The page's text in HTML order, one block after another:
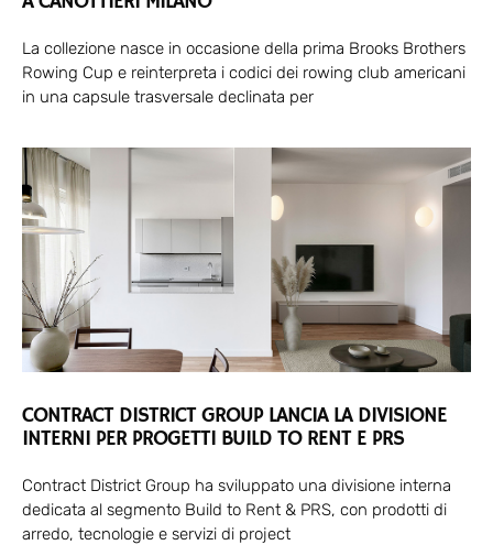
La collezione nasce in occasione della prima Brooks Brothers
Rowing Cup e reinterpreta i codici dei rowing club americani
in una capsule trasversale declinata per
CONTRACT DISTRICT GROUP LANCIA LA DIVISIONE
INTERNI PER PROGETTI BUILD TO RENT E PRS
Contract District Group ha sviluppato una divisione interna
dedicata al segmento Build to Rent & PRS, con prodotti di
arredo, tecnologie e servizi di project